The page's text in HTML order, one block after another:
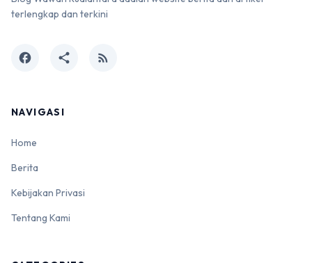
terlengkap dan terkini
facebook share rss_feed
NAVIGASI
Home
Berita
Kebijakan Privasi
Tentang Kami